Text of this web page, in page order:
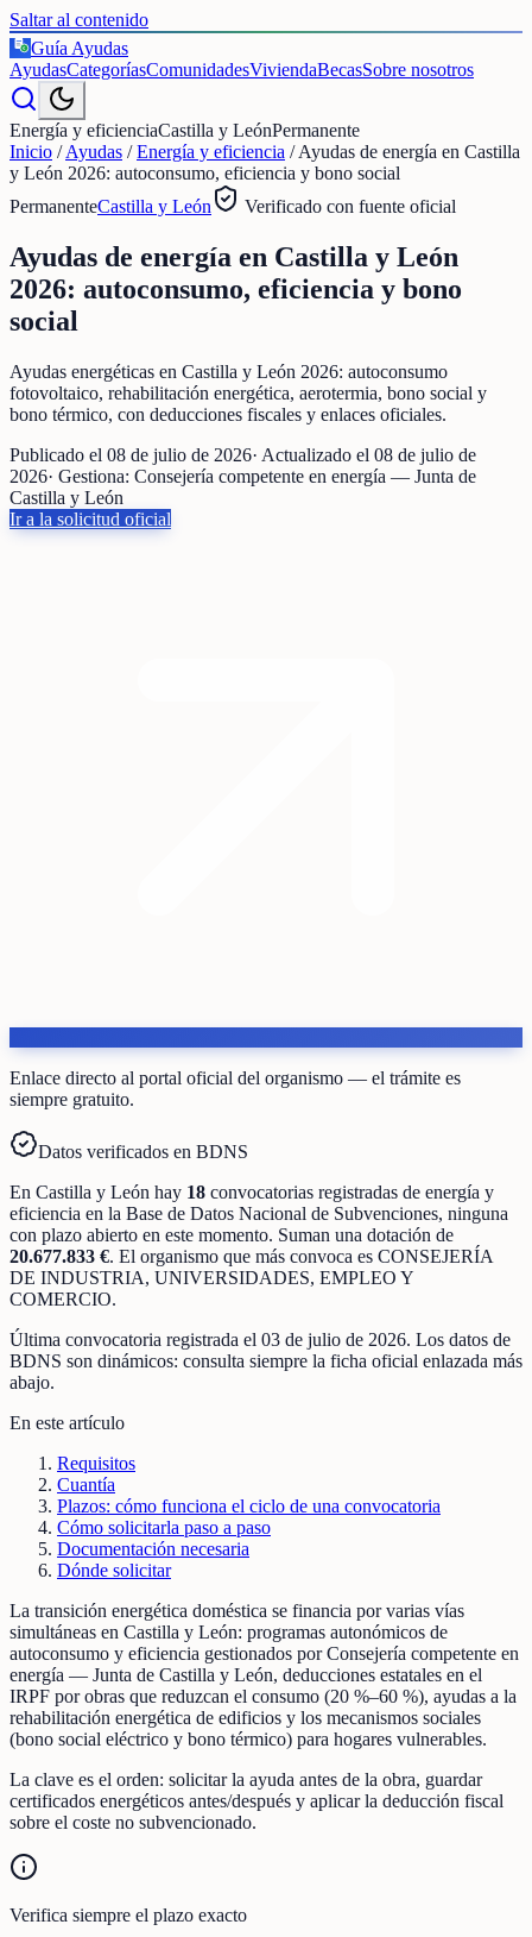
Saltar al contenido
€
Guía Ayudas
AyudasCategoríasComunidadesViviendaBecasSobre nosotros
Energía y eficienciaCastilla y LeónPermanente
Inicio /Ayudas /Energía y eficiencia /Ayudas de energía en Castilla
y León 2026: autoconsumo, eficiencia y bono social
PermanenteCastilla y León Verificado con fuente oficial
Ayudas de energía en Castilla y León
2026: autoconsumo, eficiencia y bono
social
Ayudas energéticas en Castilla y León 2026: autoconsumo
fotovoltaico, rehabilitación energética, aerotermia, bono social y
bono térmico, con deducciones fiscales y enlaces oficiales.
Publicado el 08 de julio de 2026· Actualizado el 08 de julio de
2026· Gestiona: Consejería competente en energía — Junta de
Castilla y León
Ir a la solicitud oficial
Enlace directo al portal oficial del organismo — el trámite es
siempre gratuito.
Datos verificados en BDNS
En Castilla y León hay 18 convocatorias registradas de energía y
eficiencia en la Base de Datos Nacional de Subvenciones, ninguna
con plazo abierto en este momento. Suman una dotación de
20.677.833 €. El organismo que más convoca es CONSEJERÍA
DE INDUSTRIA, UNIVERSIDADES, EMPLEO Y
COMERCIO.
Última convocatoria registrada el 03 de julio de 2026. Los datos de
BDNS son dinámicos: consulta siempre la ficha oficial enlazada más
abajo.
En este artículo
Requisitos
Cuantía
Plazos: cómo funciona el ciclo de una convocatoria
Cómo solicitarla paso a paso
Documentación necesaria
Dónde solicitar
La transición energética doméstica se financia por varias vías
simultáneas en Castilla y León: programas autonómicos de
autoconsumo y eficiencia gestionados por Consejería competente en
energía — Junta de Castilla y León, deducciones estatales en el
IRPF por obras que reduzcan el consumo (20 %–60 %), ayudas a la
rehabilitación energética de edificios y los mecanismos sociales
(bono social eléctrico y bono térmico) para hogares vulnerables.
La clave es el orden: solicitar la ayuda antes de la obra, guardar
certificados energéticos antes/después y aplicar la deducción fiscal
sobre el coste no subvencionado.
Verifica siempre el plazo exacto